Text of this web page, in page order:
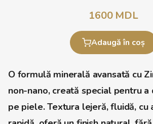
1600MDL
Adaugă în coș
O formulă minerală avansată cu
non-nano, creată special pentru a
pe piele. Textura lejeră, fluidă, cu